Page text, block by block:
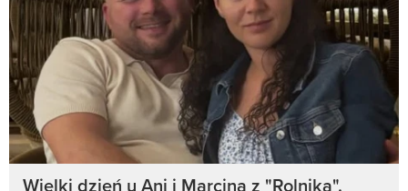
Wielki dzień u Ani i Marcina z "Rolnika".